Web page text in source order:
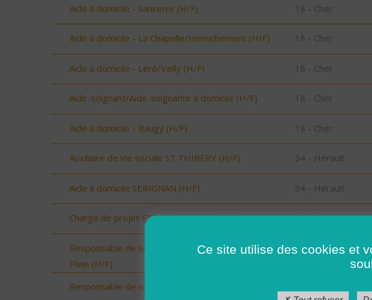
Aide à domicile - Sancerre (H/F) 18 - Cher
Aide à domicile - La Chapelle/Henrichemont (H/F) 18 - Cher
Aide à domicile - Léré/Vailly (H/F) 18 - Cher
Aide-soignant/Aide-soignante à domicile (H/F) 18 - Cher
Aide à domicile - Baugy (H/F) 18 - Cher
Auxiliaire de vie sociale ST THIBERY (H/F) 34 - Hérault
Aide à domicile SERIGNAN (H/F) 34 - Hérault
Chargé de projet ESMS Numérique (H/F) 19 - Corrèze
Responsable de secteur sur Onzain - CDI Temps
Plein (H/F)
41 - Loir-et-Cher
Responsable de secteur sur Noyers sur Cher -
Ce site utilise des cookies et